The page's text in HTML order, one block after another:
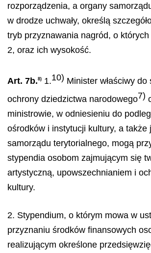
rozporządzenia, a organy
w drodze uchwały, określą
tryb przyznawania nagród, o
2, oraz ich wysokość.
Art. 7b.8) 1.10) Minister właściwy
ochrony dziedzictwa narodowego7)
ministrowie, w odniesieniu do
ośrodków i instytucji kultury, a także
samorządu terytorialnego, mogą
stypendia osobom zajmującym się
artystyczną, upowszechnianiem i
kultury.
2. Stypendium, o którym mowa w
przyznaniu środków finansowych
realizującym określone